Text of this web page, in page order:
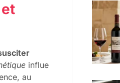
influe
au